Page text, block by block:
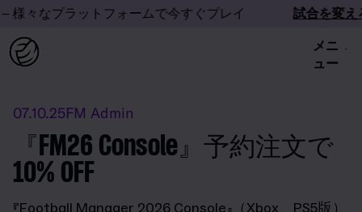
々なプラットフォームで今すぐプレイ
試合を変えろ
メニ
ュー
07.10.25FM Admin
『FM26 Console』予約注文で
10% OFF